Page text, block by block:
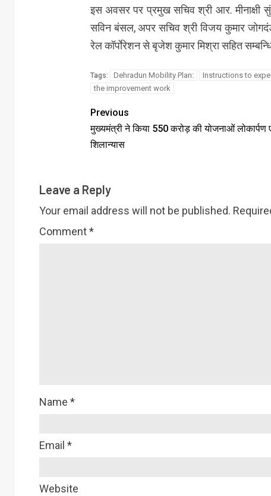
इस अवसर पर प्रमुख सचिव श्री आर. मीनाक्षी
सविन बंसल, अपर सचिव श्री विजय कुमार जोगदंडे,
रेल कॉर्पाेरेशन से बृजेश कुमार मिश्रा सहित
Tags: Dehradun Mobility Plan: Instructions to
the improvement work
Previous
मुख्यमंत्री ने किया 550 करोड़ की योजनाओं लोकार्पण
शिलान्यास
Leave a Reply
Your email address will not be published.
Comment*
Name *
Email *
Website